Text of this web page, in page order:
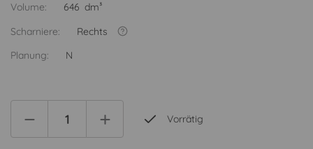
Volume:
646 dm³
Scharniere:
Rechts
Planung:
N
Vorrätig